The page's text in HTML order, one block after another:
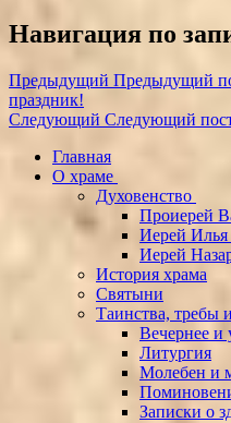
Навигация по
Предыдущий Предыдущий
праздник!
Следующий Следующий
Главная
О храме
Духовенство
Проиерей
Иерей
Иерей
История храма
Святыни
Таинства, требы
Вечернее и
Литургия
Молебен и
Записки о